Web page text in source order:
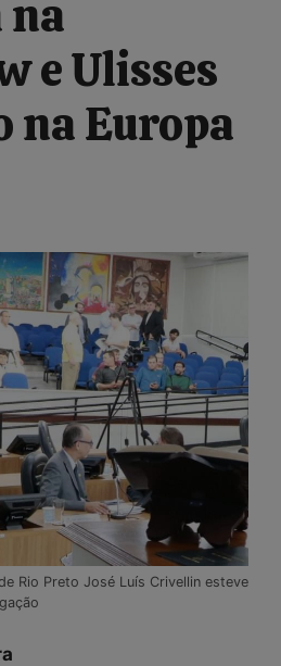
e Ulisses
na Europa
Rio Preto José Luís Crivellin esteve